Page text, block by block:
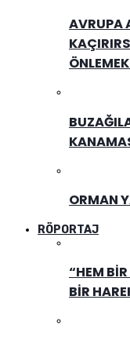
AVRUPA
ORMAN
RÖPORTAJ
“HEM
BIR